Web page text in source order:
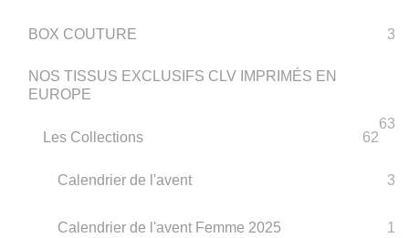
BOX COUTURE 3
NOS TISSUS EXCLUSIFS CLV IMPRIMÉS EN
EUROPE
63
Les Collections
62
Calendrier de l'avent 3
Calendrier de l'avent Femme 2025 1